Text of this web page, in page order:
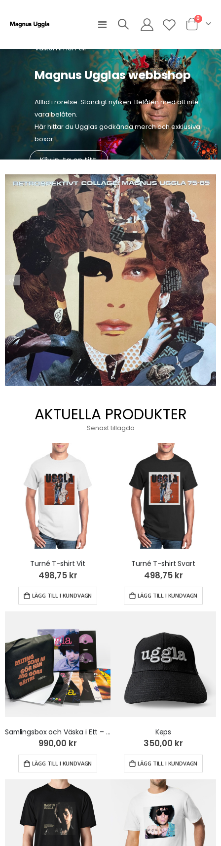
Växla
Cart
0artiklar
Välkommen till
Magnus Ugglas webbshop
Alltid i rörelse. Ständigt nyfiken. Belåten med att inte
vara belåten.
Här hittar du Ugglas godkända merch och exklusiva
boxar.
Kliv in, ta en titt.
AKTUELLA PRODUKTER
Senast tillagda
Turné T-shirt Vit
498,75 kr
LÄGG TILL I KUNDVAGN
Turné T-shirt Svart
498,75 kr
LÄGG TILL I KUNDVAGN
Samlingsbox och Väska i Ett – Köp Båda till Paketpris!
990,00 kr
LÄGG TILL I KUNDVAGN
Keps
350,00 kr
LÄGG TILL I KUNDVAGN